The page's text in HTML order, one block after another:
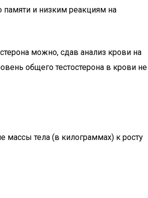
памяти и низким реакциям на
можно, сдав анализ крови на
общего тестостерона в крови не
массы тела (в килограммах) к росту